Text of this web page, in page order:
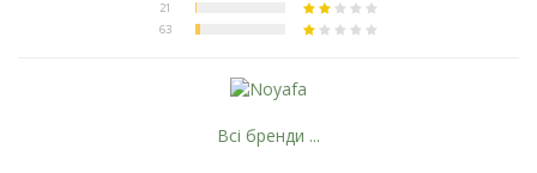
Всі бренди ...